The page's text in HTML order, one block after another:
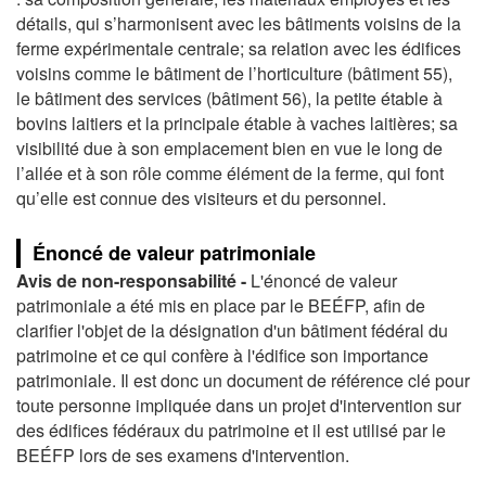
détails, qui s’harmonisent avec les bâtiments voisins de la
ferme expérimentale centrale; sa relation avec les édifices
voisins comme le bâtiment de l’horticulture (bâtiment 55),
le bâtiment des services (bâtiment 56), la petite étable à
bovins laitiers et la principale étable à vaches laitières; sa
visibilité due à son emplacement bien en vue le long de
l’allée et à son rôle comme élément de la ferme, qui font
qu’elle est connue des visiteurs et du personnel.
Énoncé de valeur patrimoniale
Avis de non-responsabilité - L'énoncé de valeur
patrimoniale a été mis en place par le BEÉFP, afin de
clarifier l'objet de la désignation d'un bâtiment fédéral du
patrimoine et ce qui confère à l'édifice son importance
patrimoniale. Il est donc un document de référence clé pour
toute personne impliquée dans un projet d'intervention sur
des édifices fédéraux du patrimoine et il est utilisé par le
BEÉFP lors de ses examens d'intervention.